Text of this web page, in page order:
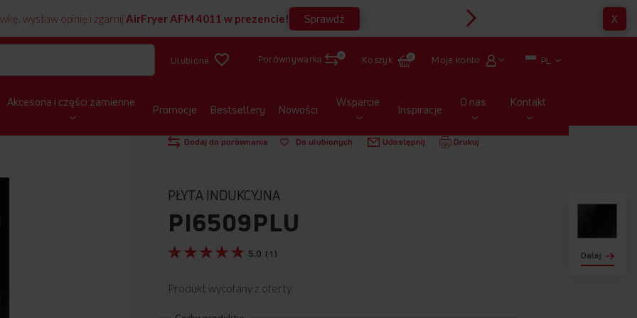
wystaw opinię i zgarnij AirFryer AFM 4011 w prezencie! Sprawdź X
Ulubione Porównywarka 0 Koszyk 0 Moje konto PL
Akcesoria i części zamienne Promocje Bestsellery Nowości Wsparcie Inspiracje O nas Kontakt
Dalej
Pokaż produkt w 3D STRONA GŁÓWNA PŁYTY INDUKCYJNE PI6509PLU
Dodaj do porównania Do ulubionych Udostępnij Drukuj
PŁYTA INDUKCYJNA
PI6509PLU
5.0 ( 1 )
Produkt wycofany z oferty.